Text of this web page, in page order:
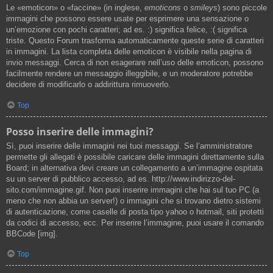
Le «emoticon» o «faccine» (in inglese, emoticons o smileys) sono piccole
immagini che possono essere usate per esprimere una sensazione o
un’emozione con pochi caratteri; ad es. :) significa felice, :( significa
triste. Questo Forum trasforma automaticamente queste serie di caratteri
in immagini. La lista completa delle emoticon è visibile nella pagina di
invio messaggi. Cerca di non esagerare nell’uso delle emoticon, possono
facilmente rendere un messaggio illeggibile, e un moderatore potrebbe
decidere di modificarlo o addirittura rimuoverlo.
Top
Posso inserire delle immagini?
Sì, puoi inserire delle immagini nei tuoi messaggi. Se l’amministratore
permette gli allegati è possibile caricare delle immagini direttamente sulla
Board; in alternativa devi creare un collegamento a un’immagine ospitata
su un server di pubblico accesso, ad es. http://www.indirizzo-del-
sito.com/immagine.gif. Non puoi inserire immagini che hai sul tuo PC (a
meno che non abbia un server!) o immagini che si trovano dietro sistemi
di autenticazione, come caselle di posta tipo yahoo o hotmail, siti protetti
da codici di accesso, ecc. Per inserire l’immagine, puoi usare il comando
BBCode [img].
Top